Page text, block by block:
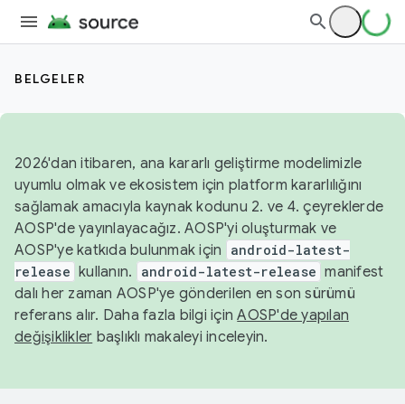
BELGELER
2026'dan itibaren, ana kararlı geliştirme modelimizle
uyumlu olmak ve ekosistem için platform kararlılığını
sağlamak amacıyla kaynak kodunu 2. ve 4. çeyreklerde
AOSP'de yayınlayacağız. AOSP'yi oluşturmak ve
AOSP'ye katkıda bulunmak için
android-latest-
release kullanın. android-latest-release manifest
dalı her zaman AOSP'ye gönderilen en son sürümü
referans alır. Daha fazla bilgi içinAOSP'de yapılan
değişiklikler başlıklı makaleyi inceleyin.